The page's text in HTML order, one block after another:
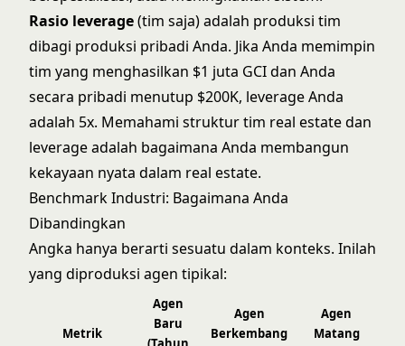
Rasio leverage(tim saja) adalah produksi tim
dibagi produksi pribadi Anda. Jika Anda memimpin
tim yang menghasilkan $1 juta GCI dan Anda
secara pribadi menutup $200K, leverage Anda
adalah 5x. Memahami struktur tim real estatedan
leverage adalah bagaimana Anda membangun
kekayaan nyata dalam real estate.
Benchmark Industri: Bagaimana Anda
Dibandingkan
Angka hanya berarti sesuatu dalam konteks. Inilah
yang diproduksi agen tipikal:
Metrik
Agen
Baru
Agen
Berkembang
Agen
Matang